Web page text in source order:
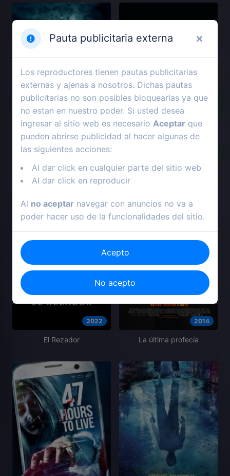
2025 2024
2022
El Rezador
2014
La última profecía
Pauta publicitaria externa
Los reproductores tienen pautas publicitarias
externas y ajenas a nosotros. Dichas pautas
publicitarias no son posibles bloquearlas ya que
no estan en nuestro poder. Si usted desea
ingresar al sitio web es necesario Aceptar que
pueden abrirse publicidad al hacer algunas de
las siguientes acciones:
Al dar click en cualquier parte del sitio web
Al dar click en reproducir
Al no aceptar navegar con anuncios no va a
poder hacer uso de la funcionalidades del sitio.
Acepto
No acepto